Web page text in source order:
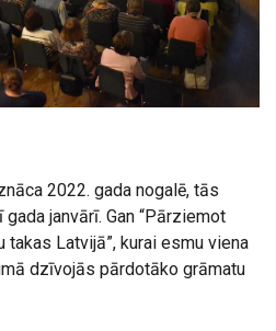
2022. gada nogalē, tās
janvārī. Gan “Pārziemot
takas Latvijā”, kurai esmu viena
dzīvojās pārdotāko grāmatu